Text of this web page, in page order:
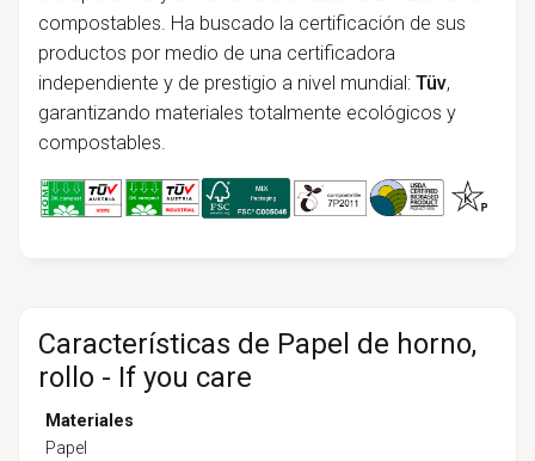
compostables. Ha buscado la certificación de sus
productos por medio de una certificadora
independiente y de prestigio a nivel mundial: Tüv,
garantizando materiales totalmente ecológicos y
compostables.
Características de Papel de horno,
rollo - If you care
Materiales
Papel